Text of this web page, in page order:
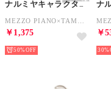
ナルミヤキャラクターズ
￥1,375
50%
￥
30%